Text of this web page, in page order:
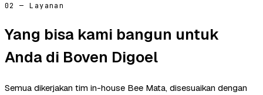
02 — Layanan
Yang bisa kami bangun untuk
Anda di Boven Digoel
Semua dikerjakan tim in-house Bee Mata, disesuaikan dengan